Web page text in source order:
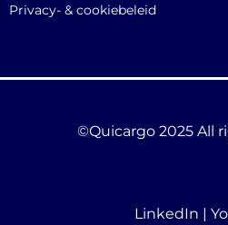
Privacy- & cookiebeleid
©Quicargo 2025 All
LinkedIn |